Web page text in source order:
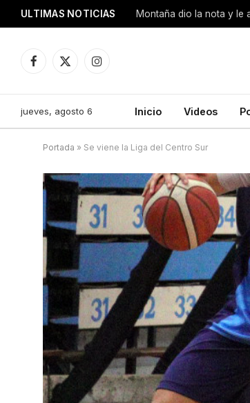
ULTIMAS NOTICIAS Montaña dio la nota y le
Facebook
X
Instagram
jueves, agosto 6 Inicio Videos
Portada » Se viene la Liga del Centro Sur